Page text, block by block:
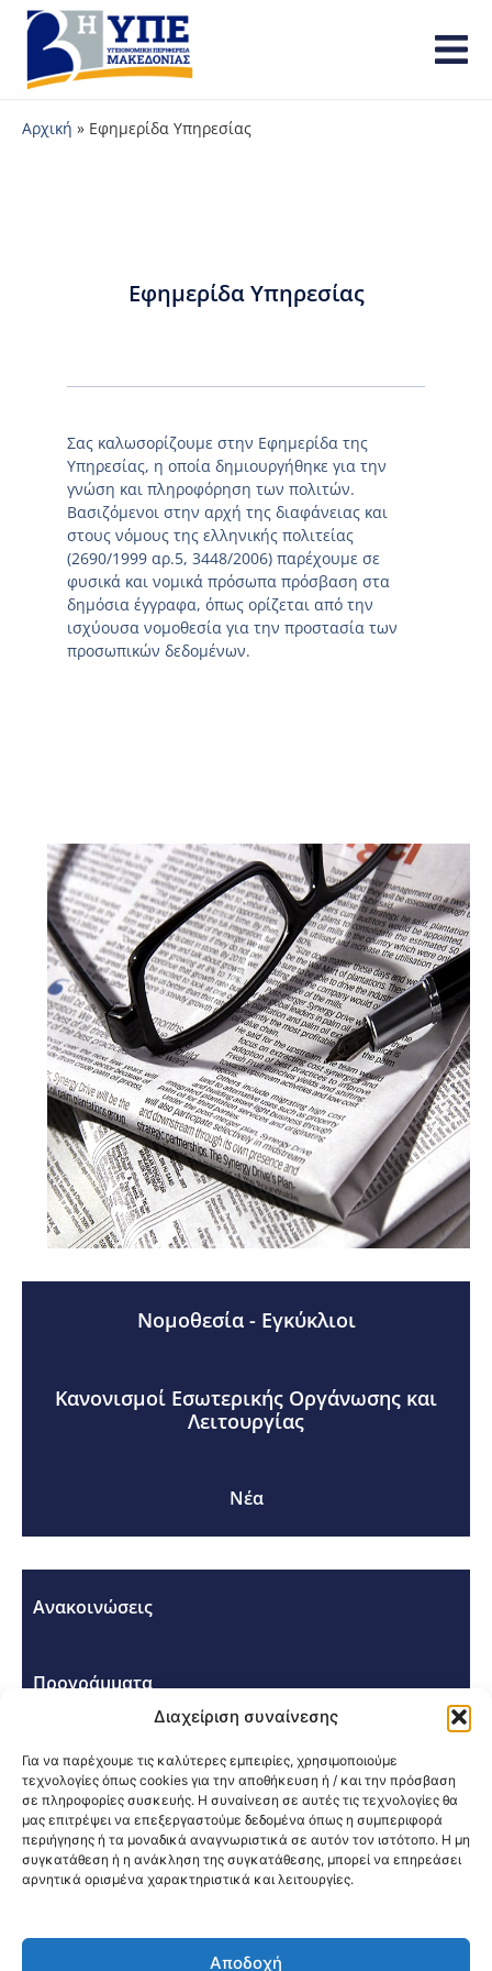
Διαχείριση συναίνεσης
Για να παρέχουμε τις καλύτερες εμπειρίες, χρησιμοποιούμε
τεχνολογίες όπως cookies για την αποθήκευση ή / και την πρόσβαση
σε πληροφορίες συσκευής. Η συναίνεση σε αυτές τις τεχνολογίες θα
μας επιτρέψει να επεξεργαστούμε δεδομένα όπως η συμπεριφορά
περιήγησης ή τα μοναδικά αναγνωριστικά σε αυτόν τον ιστότοπο. Η μη
συγκατάθεση ή η ανάκληση της συγκατάθεσης, μπορεί να επηρεάσει
αρνητικά ορισμένα χαρακτηριστικά και λειτουργίες.
Αποδοχή
Αρχική » Εφημερίδα Υπηρεσίας
Εφημερίδα Υπηρεσίας
Σας καλωσορίζουμε στην Εφημερίδα της
Υπηρεσίας, η οποία δημιουργήθηκε για την
γνώση και πληροφόρηση των πολιτών.
Βασιζόμενοι στην αρχή της διαφάνειας και
στους νόμους της ελληνικής πολιτείας
(2690/1999 αρ.5, 3448/2006) παρέχουμε σε
φυσικά και νομικά πρόσωπα πρόσβαση στα
δημόσια έγγραφα, όπως ορίζεται από την
ισχύουσα νομοθεσία για την προστασία των
προσωπικών δεδομένων.
Νομοθεσία - Εγκύκλιοι
Κανονισμοί Εσωτερικής Οργάνωσης και
Λειτουργίας
Νέα
Ανακοινώσεις
Προγράμματα
Σεμινάρια - Συνέδρια